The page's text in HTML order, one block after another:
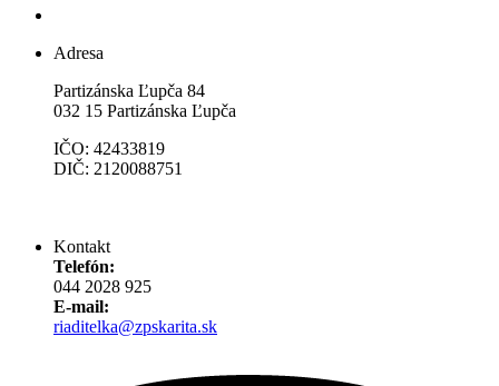
Adresa
Partizánska Ľupča 84
032 15 Partizánska Ľupča
IČO: 42433819
DIČ: 2120088751
Kontakt
Telefón:
044 2028 925
E-mail:
riaditelka@zpskarita.sk